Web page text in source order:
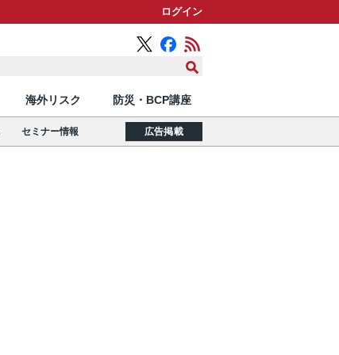
ログイン
海外リスク 防災・BCP講座
セミナー情報 広告掲載